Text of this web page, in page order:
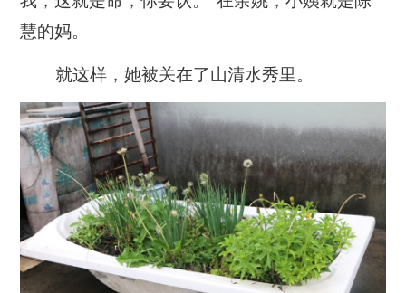
慧的妈。
就这样，她被关在了山清水秀里。